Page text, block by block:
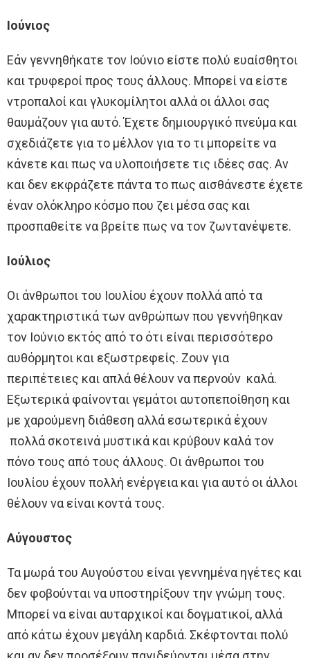
Ιούνιος
Εάν γεννηθήκατε τον Ιούνιο είστε πολύ ευαίσθητοι
και τρυφεροί προς τους άλλους. Μπορεί να είστε
ντροπαλοί και γλυκομίλητοι αλλά οι άλλοι σας
θαυμάζουν για αυτό. Έχετε δημιουργικό πνεύμα και
σχεδιάζετε για το μέλλον για το τι μπορείτε να
κάνετε και πως να υλοποιήσετε τις ιδέες σας. Αν
και δεν εκφράζετε πάντα το πως αισθάνεστε έχετε
έναν ολόκληρο κόσμο που ζει μέσα σας και
προσπαθείτε να βρείτε πως να τον ζωντανέψετε.
Ιούλιος
Οι άνθρωποι του Ιουλίου έχουν πολλά από τα
χαρακτηριστικά των ανθρώπων που γεννήθηκαν
τον Ιούνιο εκτός από το ότι είναι περισσότερο
αυθόρμητοι και εξωστρεφείς. Ζουν για
περιπέτειες και απλά θέλουν να περνούν καλά.
Εξωτερικά φαίνονται γεμάτοι αυτοπεποίθηση και
με χαρούμενη διάθεση αλλά εσωτερικά έχουν
πολλά σκοτεινά μυστικά και κρύβουν καλά τον
πόνο τους από τους άλλους. Οι άνθρωποι του
Ιουλίου έχουν πολλή ενέργεια και για αυτό οι άλλοι
θέλουν να είναι κοντά τους.
Αύγουστος
Τα μωρά του Αυγούστου είναι γεννημένα ηγέτες και
δεν φοβούνται να υποστηρίξουν την γνώμη τους.
Μπορεί να είναι αυταρχικοί και δογματικοί, αλλά
από κάτω έχουν μεγάλη καρδιά. Σκέφτονται πολύ